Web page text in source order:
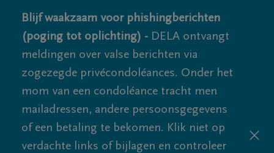
Blijf waakzaam voor phishingberichten
(poging tot oplichting) - DELA ontvangt
meldingen over valse berichten via
zogezegde privécondoléances. Onder het
mom van een condoléance tracht men
mailadressen, andere persoonsgegevens
of een betaling te bekomen. Klik niet op
verdachte links of bijlagen en controleer